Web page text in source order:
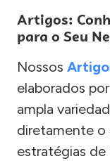
Artigos:
para o Seu
Nossos
elaborados
ampla
diretamente o
estratégias